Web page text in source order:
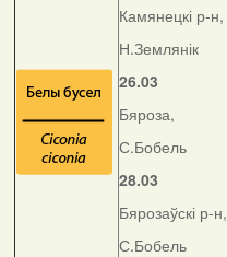
Камянецкі р-н,
Н.Землянік
26.03
Бяроза,
С.Бобель
28.03
Бярозаўскі р-н,
С.Бобель